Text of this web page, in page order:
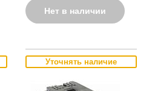
Нет в наличии
Уточнять наличие